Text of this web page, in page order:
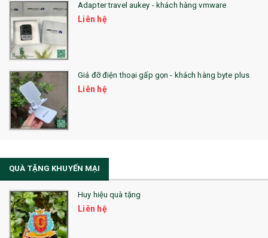
QUÀ TẶNG CÔNG NGHỆ
SẢN PHẨM ĐÃ THỰC HIỆN
QUÀ TẶNG SỨC KHỎE
SẢN PHẨM MỚI 2021
Sổ Sạc Đa Năng
La Fonte
Adapter travel aukey - khách hàng vmware
Liên hệ
Giá đỡ điện thoại gấp gọn - khách hàng byte plus
Liên hệ
QUÀ TẶNG KHUYẾN MẠI
Huy hiệu quà tặng
Liên hệ